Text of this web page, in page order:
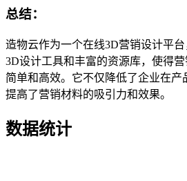
总结：
造物云作为一个在线3D营销设计平
3D设计工具和丰富的资源库，使得
简单和高效。它不仅降低了企业在产
提高了营销材料的吸引力和效果。
数据统计